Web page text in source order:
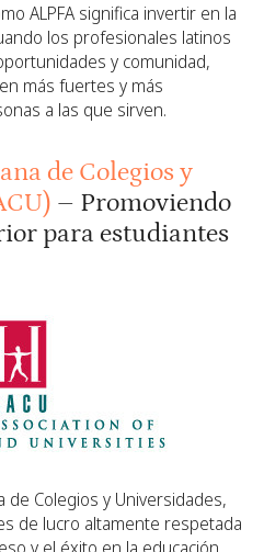
ALPFA significa invertir en la
los profesionales latinos
y comunidad,
más fuertes y más
a las que sirven.
de Colegios y
– Promoviendo
para estudiantes
de Colegios y Universidades,
de lucro altamente respetada